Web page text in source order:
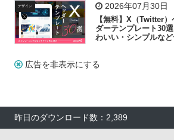
デザイン 2026年07月30日
【無料】X（Twitter）
ダーテンプレート30
わいい・シンプルなど
広告を非表示にする
昨日のダウンロード数：2,389